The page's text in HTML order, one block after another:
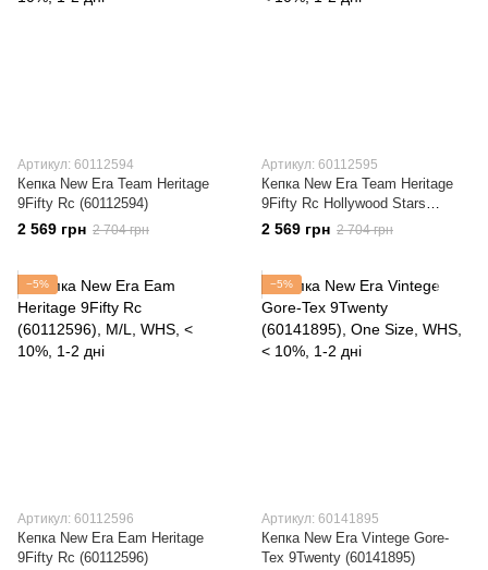
Артикул: 60112594
Кепка New Era Team Heritage
9Fifty Rc (60112594)
2 569 грн 2 704 грн
Артикул: 60112595
Кепка New Era Team Heritage
9Fifty Rc Hollywood Stars
(60112595)
2 569 грн 2 704 грн
−5%
Артикул: 60112596
Кепка New Era Eam Heritage
9Fifty Rc (60112596)
−5%
Артикул: 60141895
Кепка New Era Vintege Gore-
Tex 9Twenty (60141895)